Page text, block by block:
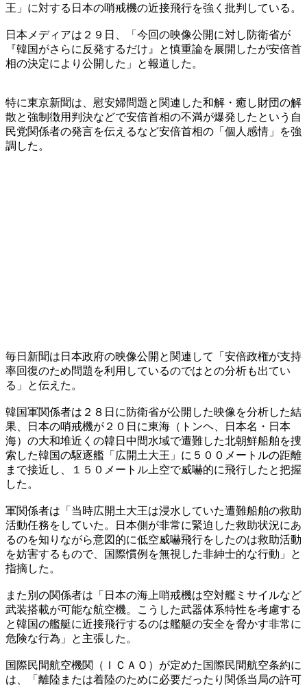
王」に対する日本の哨戒機の近接飛行を強く批判している。
日本メディアは２９日、「今回の映像公開に対し防衛省が
『韓国がさらに反発するだけ』と慎重論を展開したが安倍首
相の決定により公開した」と報道した。
特に東京新聞は、慰安婦問題と関連した和解・癒し財団の解
散と強制徴用判決などで安倍首相の不満が爆発したという自
民党関係者の発言を伝えるなど安倍首相の「個人感情」を強
調した。
毎日新聞は日本政府の映像公開と関連して「安倍政権が支持
率回復のため問題を利用しているのではとの分析も出てい
る」と伝えた。
韓国軍関係者は２８日に防衛省が公開した映像を分析した結
果、日本の哨戒機が２０日に東海（トンヘ、日本名・日本
海）の大和堆近くの韓日中間水域で遭難した北朝鮮船舶を捜
索した韓国の駆逐艦「広開土大王」に５００メートルの距離
まで接近し、１５０メートル上空で威嚇的に飛行したと把握
した。
軍関係者は「当時広開土大王は浸水していた遭難船舶の救助
活動任務をしていた。日本側が非常に緊迫した救助状況にあ
るのを知りながら意図的に低空威嚇飛行をしたのは救助活動
を妨害するもので、国際慣例を無視した非紳士的な行動」と
指摘した。
また別の関係者は「日本の海上哨戒機は空対艦ミサイルなど
武装搭載が可能な航空機。こうした武器体系特性を考慮する
と韓国の艦艇に近接飛行するのは艦艇の安全を脅かす非常に
危険な行為」と主張した。
国際民間航空機関（ＩＣＡＯ）が定めた国際民間航空条約に
は、「離陸または着陸のために必要だったり関係当局の許可